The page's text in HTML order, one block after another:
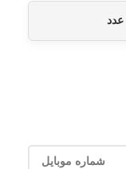
عدد